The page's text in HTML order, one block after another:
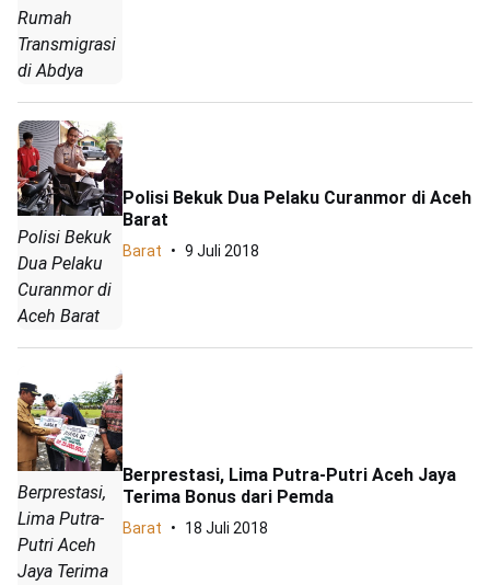
Rumah
Transmigrasi
di Abdya
Polisi Bekuk
Dua Pelaku
Curanmor di
Aceh Barat
Polisi Bekuk Dua Pelaku Curanmor di Aceh
Barat
Barat 9 Juli 2018
Berprestasi,
Lima Putra-
Putri Aceh
Jaya Terima
Berprestasi, Lima Putra-Putri Aceh Jaya
Terima Bonus dari Pemda
Barat 18 Juli 2018